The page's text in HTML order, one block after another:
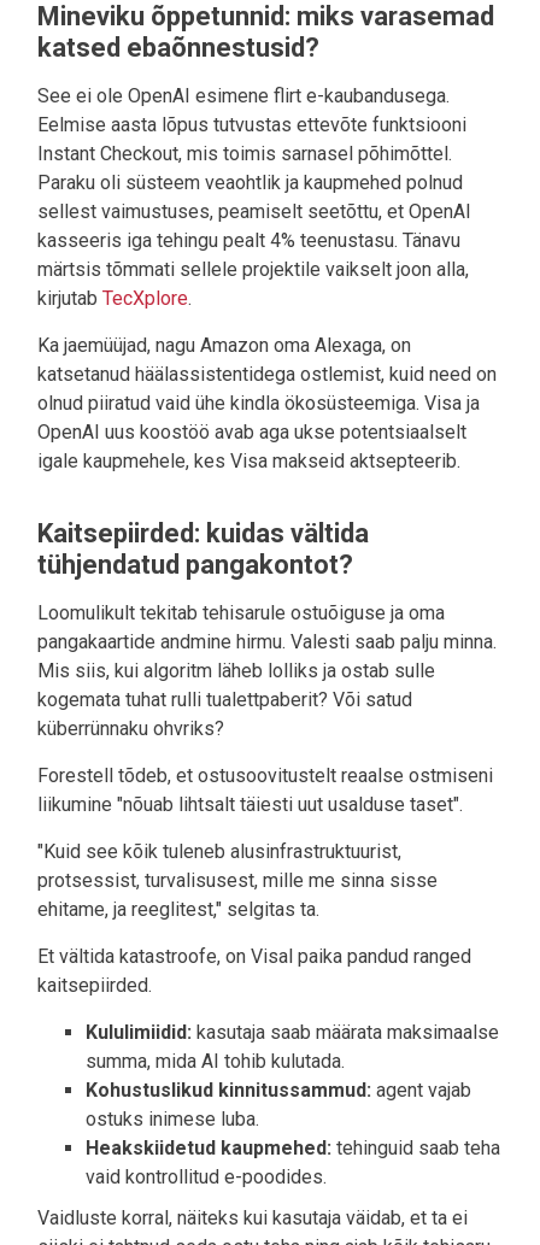
Mineviku õppetunnid: miks varasemad
katsed ebaõnnestusid?
See ei ole OpenAI esimene flirt e-kaubandusega.
Eelmise aasta lõpus tutvustas ettevõte funktsiooni
Instant Checkout, mis toimis sarnasel põhimõttel.
Paraku oli süsteem veaohtlik ja kaupmehed polnud
sellest vaimustuses, peamiselt seetõttu, et OpenAI
kasseeris iga tehingu pealt 4% teenustasu. Tänavu
märtsis tõmmati sellele projektile vaikselt joon alla,
kirjutab TecXplore.
Ka jaemüüjad, nagu Amazon oma Alexaga, on
katsetanud häälassistentidega ostlemist, kuid need on
olnud piiratud vaid ühe kindla ökosüsteemiga. Visa ja
OpenAI uus koostöö avab aga ukse potentsiaalselt
igale kaupmehele, kes Visa makseid aktsepteerib.
Kaitsepiirded: kuidas vältida
tühjendatud pangakontot?
Loomulikult tekitab tehisarule ostuõiguse ja oma
pangakaartide andmine hirmu. Valesti saab palju minna.
Mis siis, kui algoritm läheb lolliks ja ostab sulle
kogemata tuhat rulli tualettpaberit? Või satud
küberrünnaku ohvriks?
Forestell tõdeb, et ostusoovitustelt reaalse ostmiseni
liikumine "nõuab lihtsalt täiesti uut usalduse taset".
"Kuid see kõik tuleneb alusinfrastruktuurist,
protsessist, turvalisusest, mille me sinna sisse
ehitame, ja reeglitest," selgitas ta.
Et vältida katastroofe, on Visal paika pandud ranged
kaitsepiirded.
Kululimiidid: kasutaja saab määrata maksimaalse
summa, mida AI tohib kulutada.
Kohustuslikud kinnitussammud: agent vajab
ostuks inimese luba.
Heakskiidetud kaupmehed: tehinguid saab teha
vaid kontrollitud e-poodides.
Vaidluste korral, näiteks kui kasutaja väidab, et ta ei